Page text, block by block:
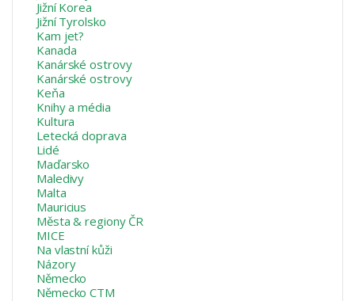
Jižní Korea
Jižní Tyrolsko
Kam jet?
Kanada
Kanárské ostrovy
Kanárské ostrovy
Keňa
Knihy a média
Kultura
Letecká doprava
Lidé
Maďarsko
Maledivy
Malta
Mauricius
Města & regiony ČR
MICE
Na vlastní kůži
Názory
Německo
Německo CTM